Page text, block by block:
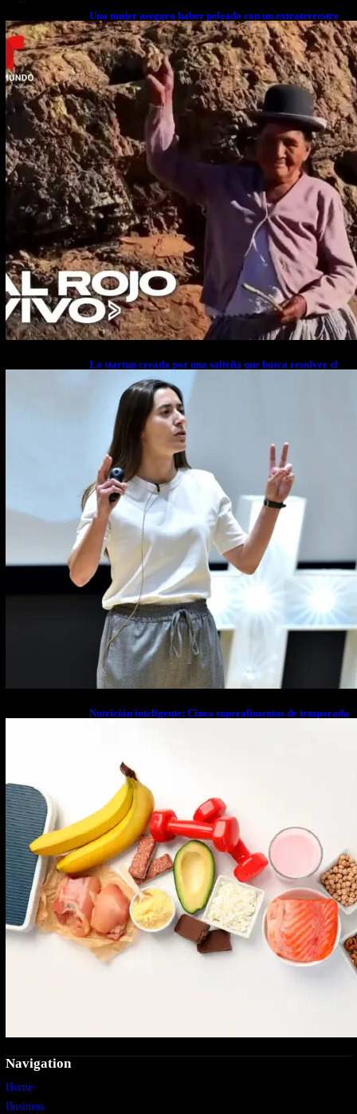
Una mujer asegura haber peleado con un extraterrestre
cuerpo a cuerpo
La startup creada por una salteña que busca resolver el
estrés financiero en Latinoamérica
Nutrición inteligente: Cinco superalimentos de temporada
Navigation
Home
Business